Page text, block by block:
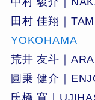
田村 佳翔｜
YOKOHAMA
荒井 友斗｜
圓乗 健介｜